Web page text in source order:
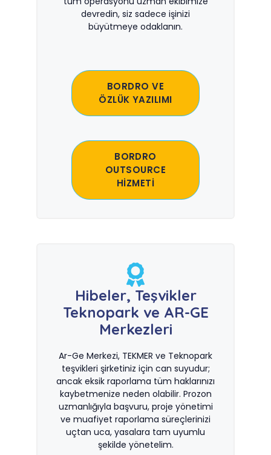
devredin, siz sadece işinizi
büyütmeye odaklanın.
BORDRO VE
ÖZLÜK YAZILIMI
BORDRO
OUTSOURCE
HİZMETİ
Hibeler, Teşvikler
Teknopark ve AR-GE
Merkezleri
Ar-Ge Merkezi, TEKMER ve Teknopark
teşvikleri şirketiniz için can suyudur;
ancak eksik raporlama tüm haklarınızı
kaybetmenize neden olabilir. Prozon
uzmanlığıyla başvuru, proje yönetimi
ve muafiyet raporlama süreçlerinizi
uçtan uca, yasalara tam uyumlu
şekilde yönetelim.